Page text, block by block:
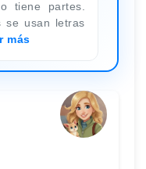
tiene partes.
se usan letras
más